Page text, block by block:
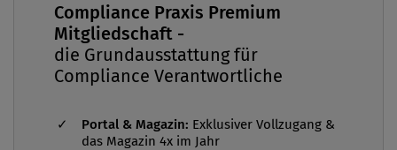
Compliance Praxis Premium
Mitgliedschaft -
die Grundausstattung für
Compliance Verantwortliche
Portal & Magazin: Exklusiver Vollzugang &
das Magazin 4x im Jahr